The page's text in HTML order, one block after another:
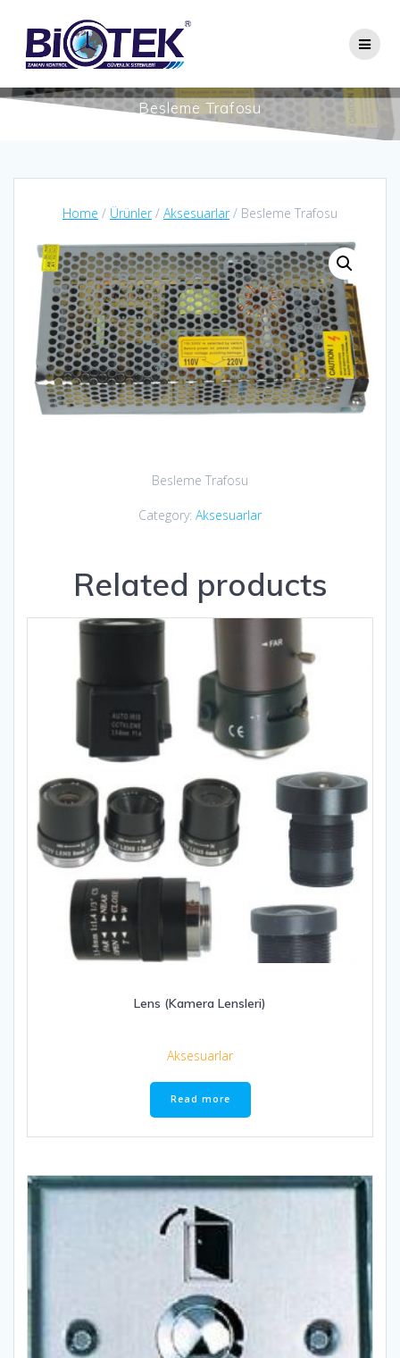
Besleme Trafosu
Home / Ürünler/ Aksesuarlar/ Besleme Trafosu
Besleme Trafosu
Category: Aksesuarlar
Related products
Lens (Kamera Lensleri)
Aksesuarlar
Read more